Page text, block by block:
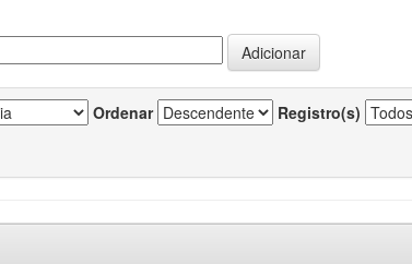
Ordenar Registro(s)